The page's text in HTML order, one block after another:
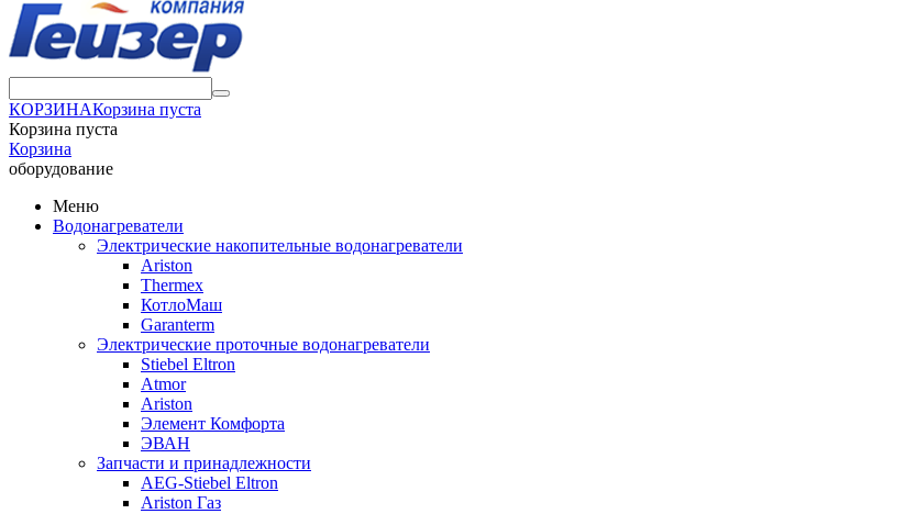
КОРЗИНАКорзина пуста
Корзина пуста
Корзина
оборудование
Меню
Водонагреватели
Электрические накопительные водонагреватели
Ariston
Thermex
КотлоМаш
Garanterm
Электрические проточные водонагреватели
Stiebel Eltron
Atmor
Ariston
Элемент Комфорта
ЭВАН
Запчасти и принадлежности
AEG-Stiebel Eltron
Ariston Газ